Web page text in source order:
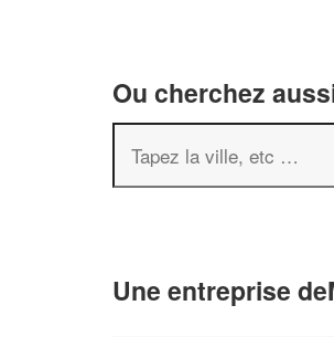
Ou cherchez
Une entreprise